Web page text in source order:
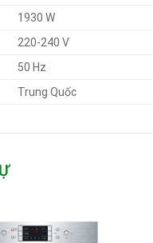
1930 W
220-240 V
50 Hz
Trung Quốc